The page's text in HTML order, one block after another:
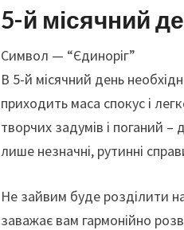
5-й місячний
Символ — “Єдиноріг”
В 5-й місячний день
приходить маса спокус і
творчих задумів і поганий
лише незначні, рутинні
Не зайвим буде розділити
заважає вам гармонійно